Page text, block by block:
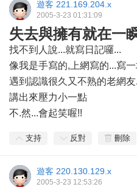
遊客 221.169.204.x
2005-3-23 01:31:09
失去與擁有就在一
找不到人說...就寫日記囉...
像我是手寫的,上網寫的...寫
遇到認識很久又不熟的老網
講出來壓力小一點
不.然...會起笑喔!!
支持 反對 刪除
遊客 220.130.129.x
2005-3-23 12:53:26